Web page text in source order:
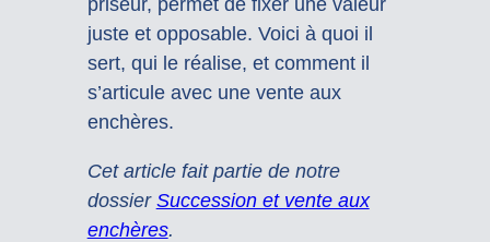
juste et opposable. Voici à quoi il
sert, qui le réalise, et comment il
s’articule avec une vente aux
enchères.
Cet article fait partie de notre
dossier Succession et vente aux
enchères.